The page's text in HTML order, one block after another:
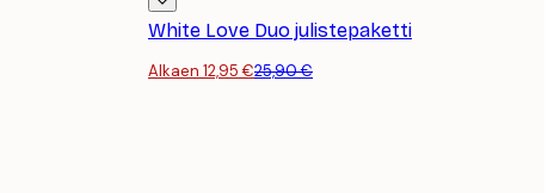
White Love Duo julistepaketti
Alkaen 12,95 €25,90 €